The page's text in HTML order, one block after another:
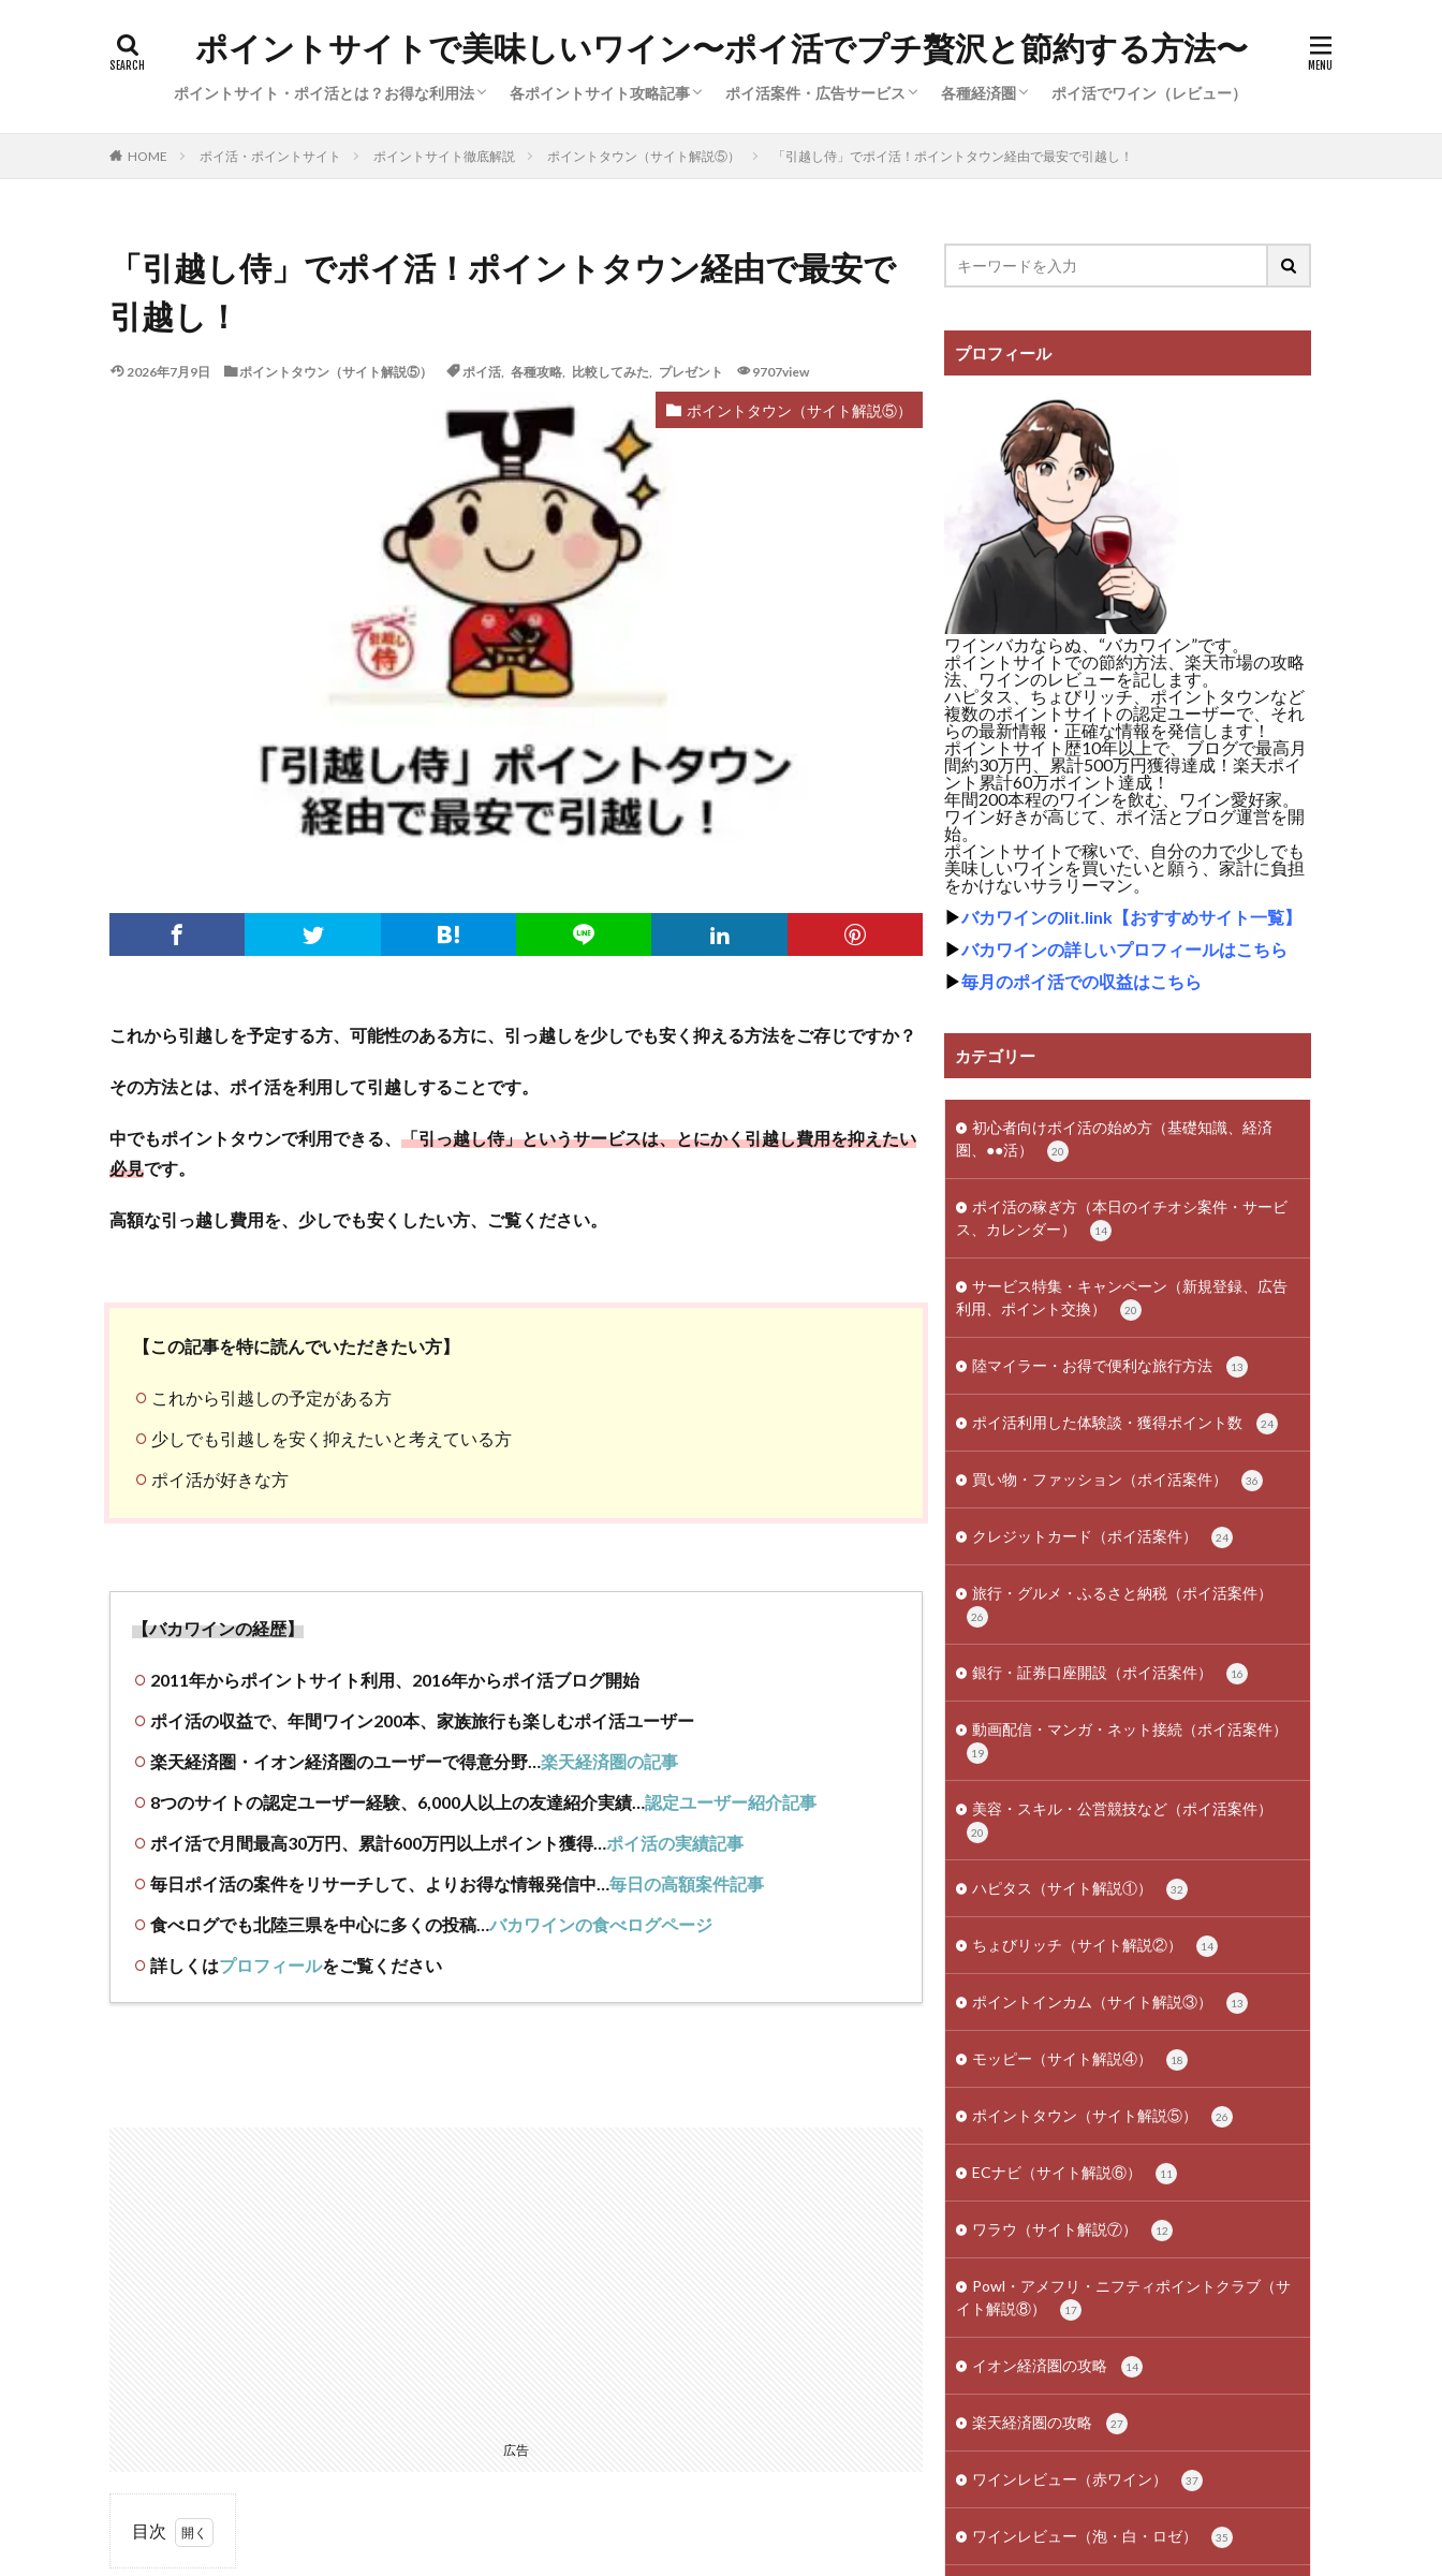
ポイントサイトで美味しいワイン〜ポイ活でプチ贅沢と節約する方法〜
ポイントサイト・ポイ活とは？お得な利用法
初心者向けポイ活の始め方（基礎知識、経済
ポイ活の稼ぎ方（本日のイチオシ案件・サー
サービス特集・キャンペーン（新規登録、広
陸マイラー・お得で便利な旅行方法
ポイ活利用した体験談・獲得ポイント数
各ポイントサイト攻略記事
ハピタス（サイト解説①）
ポイントインカム（サイト解説③）
ポイントタウン（サイト解説⑤）
ちょびリッチ（サイト解説②）
ECナビ（サイト解説⑥）
モッピー（サイト解説④）
ポイ活案件・広告サービス
クレジットカード（ポイ活案件）
買い物・ファッション（ポイ活案件）
旅行・グルメ・ふるさと納税（ポイ活案件）
動画配信・マンガ・ネット接続（ポイ活案
美容・スキル・公営競技など（ポイ活案件）
各種経済圏
イオン経済圏の攻略
楽天経済圏の攻略
ポイ活でワイン（レビュー）
HOME ポイ活・ポイントサイト ポイントサイト徹底解説 ポイントタウン（サイト解説⑤） 「引越し侍」でポイ活！ポイントタウン経由で最安で引越し！
「引越し侍」でポイ活！ポイントタウン経由で最安で
引越し！
2026年7月9日 ポイントタウン（サイト解説⑤） ポイ活, 各種攻略, 比較してみた プレゼント 9707view
ポイントタウン（サイト解説⑤）
これから引越しを予定する方、可能性のある方に、引っ越しを少しでも安く抑える方法をご存じですか？
その方法とは、ポイ活を利用して引越しすることです。
中でもポイントタウンで利用できる、 「引っ越し侍」というサービスは、とにかく引越し費用を抑えたい
必見です。
高額な引っ越し費用を、少しでも安くしたい方、ご覧ください。
【この記事を特に読んでいただきたい方】
これから引越しの予定がある方
少しでも引越しを安く抑えたいと考えている方
ポイ活が好きな方
【バカワインの経歴】
2011年からポイントサイト利用、2016年からポイ活ブログ開始
ポイ活の収益で、年間ワイン200本、家族旅行も楽しむポイ活ユーザー
楽天経済圏・イオン経済圏のユーザーで得意分野…楽天経済圏の記事
8つのサイトの認定ユーザー経験、6,000人以上の友達紹介実績…認定ユーザー紹介記事
ポイ活で月間最高30万円、累計600万円以上ポイント獲得…ポイ活の実績記事
毎日ポイ活の案件をリサーチして、よりお得な情報発信中…毎日の高額案件記事
食べログでも北陸三県を中心に多くの投稿…バカワインの食べログページ
詳しくはプロフィールをご覧ください
広告
目次
プロフィール
ワインバカならぬ、“バカワイン”です。
ポイントサイトでの節約方法、楽天市場の攻略
法、ワインのレビューを記します。
ハピタス、ちょびリッチ、ポイントタウンなど
複数のポイントサイトの認定ユーザーで、それ
らの最新情報・正確な情報を発信します！
ポイントサイト歴10年以上で、ブログで最高月
間約30万円、累計500万円獲得達成！楽天ポイ
ント累計60万ポイント達成！
年間200本程のワインを飲む、ワイン愛好家。
ワイン好きが高じて、ポイ活とブログ運営を開
始。
ポイントサイトで稼いで、自分の力で少しでも
美味しいワインを買いたいと願う、家計に負担
をかけないサラリーマン。
▶バカワインのlit.link【おすすめサイト一覧】
▶バカワインの詳しいプロフィールはこちら
▶毎月のポイ活での収益はこちら
カテゴリー
初心者向けポイ活の始め方（基礎知識、経済
圏、●●活）
20
ポイ活の稼ぎ方（本日のイチオシ案件・サービ
ス、カレンダー）
14
サービス特集・キャンペーン（新規登録、広告
利用、ポイント交換）
20
陸マイラー・お得で便利な旅行方法 13
ポイ活利用した体験談・獲得ポイント数 24
買い物・ファッション（ポイ活案件） 36
クレジットカード（ポイ活案件） 24
旅行・グルメ・ふるさと納税（ポイ活案件）
26
銀行・証券口座開設（ポイ活案件） 16
動画配信・マンガ・ネット接続（ポイ活案件）
19
美容・スキル・公営競技など（ポイ活案件）
20
ハピタス（サイト解説①） 32
ちょびリッチ（サイト解説②） 14
ポイントインカム（サイト解説③） 13
モッピー（サイト解説④） 18
ポイントタウン（サイト解説⑤） 26
ECナビ（サイト解説⑥） 11
ワラウ（サイト解説⑦） 12
Powl・アメフリ・ニフティポイントクラブ（サ
イト解説⑧）
17
イオン経済圏の攻略 14
楽天経済圏の攻略 27
ワインレビュー（赤ワイン） 37
ワインレビュー（泡・白・ロゼ） 35